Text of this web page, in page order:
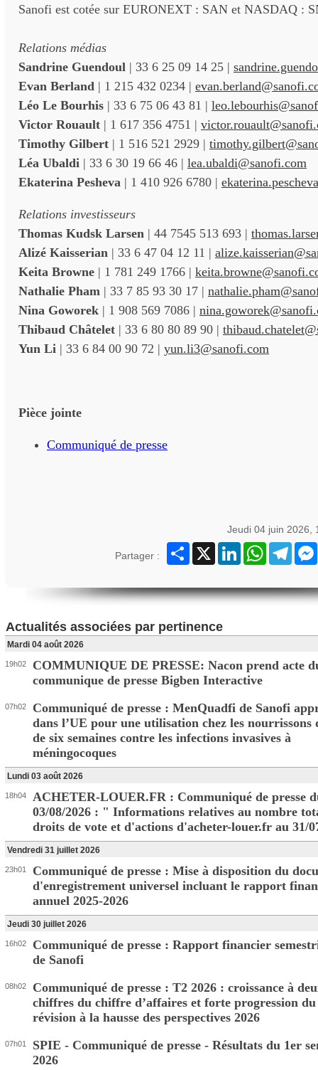
Sanofi est cotée sur EURONEXT : SAN et NASDAQ :
Relations médias
Sandrine Guendoul | 33 6 25 09 14 25 |
Evan Berland | 1 215 432 0234 |
Léo Le Bourhis | 33 6 75 06 43 81 |
Victor Rouault | 1 617 356 4751 |
Timothy Gilbert | 1 516 521 2929 |
Léa Ubaldi | 33 6 30 19 66 46 | lea.ubaldi@sanofi.com
Ekaterina Pesheva | 1 410 926 6780 |
Relations investisseurs
Thomas Kudsk Larsen | 44 7545 513 693 |
Alizé Kaisserian | 33 6 47 04 12 11 |
Keita Browne | 1 781 249 1766 |
Nathalie Pham | 33 7 85 93 30 17 |
Nina Goworek | 1 908 569 7086 |
Thibaud Châtelet | 33 6 80 80 89 90 |
Yun Li | 33 6 84 00 90 72 | yun.li3@sanofi.com
Pièce jointe
Communiqué de presse
Jeudi 04 juin 2026,
Partager :
Partager
X LinkedInWhatsApp
Actualités associées par pertinence
Mardi 04 août 2026
19h02
COMMUNIQUE DE PRESSE: Nacon prend acte
communique de presse Bigben Interactive
07h02
Communiqué de presse : MenQuadfi de Sanofi
dans l’UE pour une utilisation chez les nourrissons
de six semaines contre les infections invasives à
méningocoques
Lundi 03 août 2026
18h04
ACHETER-LOUER.FR : Communiqué de presse
03/08/2026 : " Informations relatives au nombre
droits de vote et d'actions d'acheter-louer.fr au 31/
Vendredi 31 juillet 2026
23h01
Communiqué de presse : Mise à disposition du
d'enregistrement universel incluant le rapport
annuel 2025-2026
Jeudi 30 juillet 2026
16h02
Communiqué de presse : Rapport financier
de Sanofi
08h02
Communiqué de presse : T2 2026 : croissance à
chiffres du chiffre d’affaires et forte progression
révision à la hausse des perspectives 2026
07h01
SPIE - Communiqué de presse - Résultats du 1er
2026